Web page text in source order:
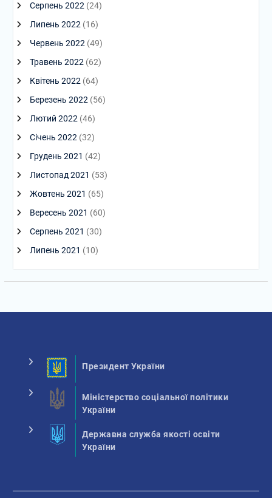
Серпень 2022 (24)
Липень 2022 (16)
Червень 2022 (49)
Травень 2022 (62)
Квітень 2022 (64)
Березень 2022 (56)
Лютий 2022 (46)
Січень 2022 (32)
Грудень 2021 (42)
Листопад 2021 (53)
Жовтень 2021 (65)
Вересень 2021 (60)
Серпень 2021 (30)
Липень 2021 (10)
Президент України
Міністерство соціальної політики
України
Державна служба якості освіти
України